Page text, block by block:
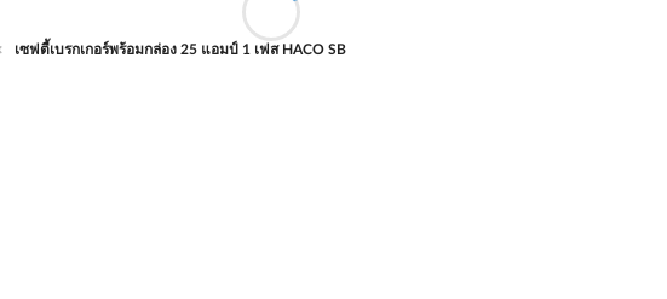
เซฟตี้เบรกเกอร์พร้อมกล่อง 25 แอมป์ 1 เฟส HACO SB